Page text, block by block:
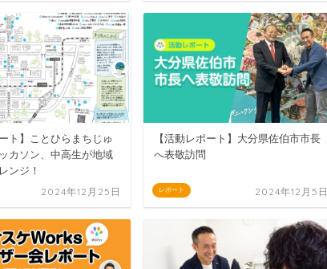
ト】ことひらまちじゅ
カソン、中高生が地域
ンジ！
2024年12月25日
レポート
【活動レポート】大分県佐伯市市長
へ表敬訪問
2024年12月5日